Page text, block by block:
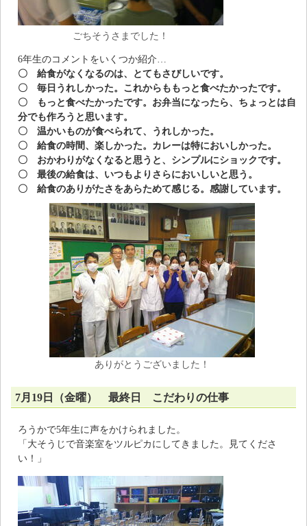
ごちそうさまでした！
6年生のコメントをいくつか紹介…
〇 給食がなくなるのは、とてもさびしいです。
〇 毎日うれしかった。これからももっと食べたかったです。
〇 もっと食べたかったです。お弁当になったら、ちょっとは自
分でも作ろうと思います。
〇 温かいものが食べられて、うれしかった。
〇 給食の時間、楽しかった。カレーは特においしかった。
〇 おかわりがなくなると思うと、シンプルにショックです。
〇 最後の給食は、いつもよりさらにおいしいと思う。
〇 給食のありがたさをあらためて感じる。感謝しています。
ありがとうございました！
7月19日（金曜） 最終日 こだわりの仕事
ろうかで5年生に声をかけられました。
「大そうじで音楽室をツルピカにしてきました。見てくださ
い！」